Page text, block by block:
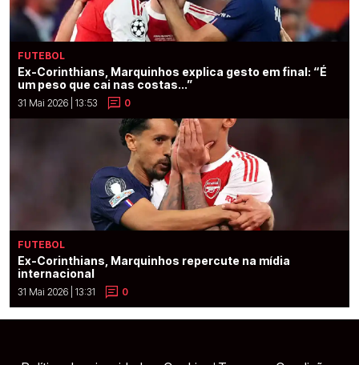
FUTEBOL
Ex-Corinthians, Marquinhos explica gesto em final: “É
um peso que cai nas costas...”
31 Mai 2026 | 13:53 0
FUTEBOL
Ex-Corinthians, Marquinhos repercute na mídia
internacional
31 Mai 2026 | 13:31 0